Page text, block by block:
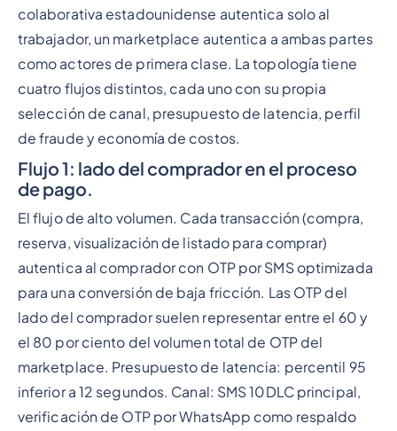
colaborativa estadounidense autentica solo al
trabajador, un marketplace autentica a ambas partes
como actores de primera clase. La topología tiene
cuatro flujos distintos, cada uno con su propia
selección de canal, presupuesto de latencia, perfil
de fraude y economía de costos.
Flujo 1: lado del comprador en el proceso
de pago.
El flujo de alto volumen. Cada transacción (compra,
reserva, visualización de listado para comprar)
autentica al comprador con OTP por SMS optimizada
para una conversión de baja fricción. Las OTP del
lado del comprador suelen representar entre el 60 y
el 80 por ciento del volumen total de OTP del
marketplace. Presupuesto de latencia: percentil 95
inferior a 12 segundos. Canal: SMS 10DLC principal,
verificación de OTP por WhatsApp como respaldo